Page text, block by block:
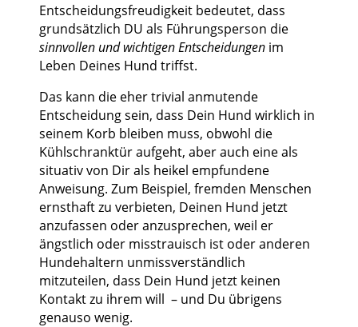
Entscheidungsfreudigkeit bedeutet, dass
grundsätzlich DU als Führungsperson die
sinnvollen und wichtigen Entscheidungen im
Leben Deines Hund triffst.
Das kann die eher trivial anmutende
Entscheidung sein, dass Dein Hund wirklich in
seinem Korb bleiben muss, obwohl die
Kühlschranktür aufgeht, aber auch eine als
situativ von Dir als heikel empfundene
Anweisung. Zum Beispiel, fremden Menschen
ernsthaft zu verbieten, Deinen Hund jetzt
anzufassen oder anzusprechen, weil er
ängstlich oder misstrauisch ist oder anderen
Hundehaltern unmissverständlich
mitzuteilen, dass Dein Hund jetzt keinen
Kontakt zu ihrem will – und Du übrigens
genauso wenig.